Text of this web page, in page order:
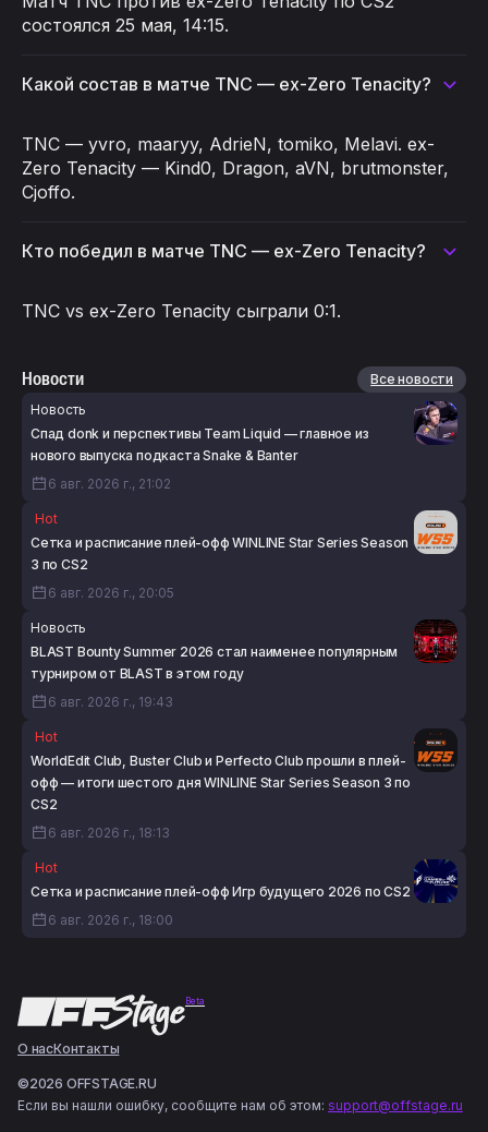
состоялся 25 мая, 14:15.
Какой состав в матче TNC — ex-Zero Tenacity?
TNC — yvro, maaryy, AdrieN, tomiko, Melavi. ex-
Zero Tenacity — Kind0, Dragon, aVN, brutmonster,
Cjoffo.
Кто победил в матче TNC — ex-Zero Tenacity?
TNC vs ex-Zero Tenacity сыграли 0:1.
Новости
Все новости
Новость
Спад donk и перспективы Team Liquid — главное из
нового выпуска подкаста Snake & Banter
6 авг. 2026 г., 21:02
Hot
Сетка и расписание плей-офф WINLINE Star Series Season
3 по CS2
6 авг. 2026 г., 20:05
Новость
BLAST Bounty Summer 2026 стал наименее популярным
турниром от BLAST в этом году
6 авг. 2026 г., 19:43
Hot
WorldEdit Club, Buster Club и Perfecto Club прошли в плей-
офф — итоги шестого дня WINLINE Star Series Season 3 по
CS2
6 авг. 2026 г., 18:13
Hot
Сетка и расписание плей-офф Игр будущего 2026 по CS2
6 авг. 2026 г., 18:00
Beta
О насКонтакты
©2026 OFFSTAGE.RU
Если вы нашли ошибку, сообщите нам об этом: support@offstage.ru